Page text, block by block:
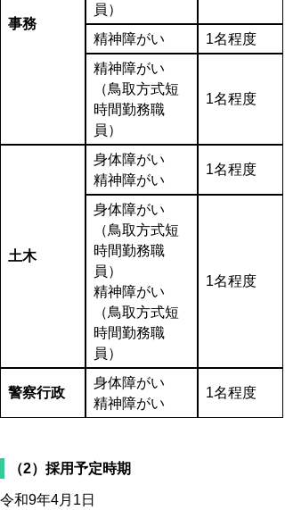
事務
員）
精神障がい
1名程度
精神障がい
（鳥取方式短
時間勤務職
員）
1名程度
土木
身体障がい
精神障がい
1名程度
身体障がい
（鳥取方式短
時間勤務職
員）
精神障がい
（鳥取方式短
時間勤務職
員）
1名程度
警察行政
身体障がい
精神障がい
1名程度
（2）採用予定時期
令和9年4月1日